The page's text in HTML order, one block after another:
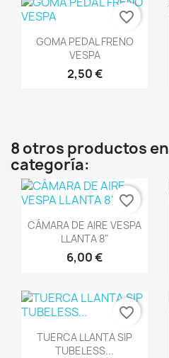
Vista rápida
GOMA PEDAL FRENO
VESPA
2,50 €
favorite_border
8 otros productos
categoría:
Vista rápida
CÁMARA DE AIRE VESPA
LLANTA 8"
6,00 €
favorite_border
Vista rápida
TUERCA LLANTA SIP
TUBELESS...
favorite_border